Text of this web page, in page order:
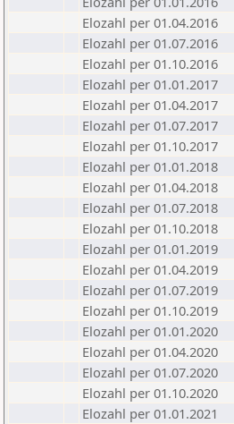
Elozahl per 01.04.2016
Elozahl per 01.07.2016
Elozahl per 01.10.2016
Elozahl per 01.01.2017
Elozahl per 01.04.2017
Elozahl per 01.07.2017
Elozahl per 01.10.2017
Elozahl per 01.01.2018
Elozahl per 01.04.2018
Elozahl per 01.07.2018
Elozahl per 01.10.2018
Elozahl per 01.01.2019
Elozahl per 01.04.2019
Elozahl per 01.07.2019
Elozahl per 01.10.2019
Elozahl per 01.01.2020
Elozahl per 01.04.2020
Elozahl per 01.07.2020
Elozahl per 01.10.2020
Elozahl per 01.01.2021